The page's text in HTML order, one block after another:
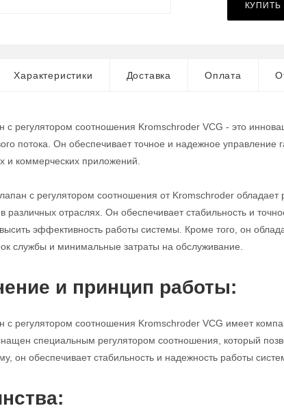
КУПИТЬ
Характеристики Доставка Оплата
с регулятором соотношения Kromschroder VCG - это
потока. Он обеспечивает точное и надежное
коммерческих приложений.
с регулятором соотношения от Kromschroder
различных отраслях. Он обеспечивает стабильность и
эффективность работы системы. Кроме того, он
службы и минимальные затраты на обслуживание.
и принцип работы:
с регулятором соотношения Kromschroder VCG имеет
специальным регулятором соотношения, который
он обеспечивает стабильность и надежность работы